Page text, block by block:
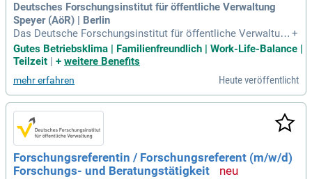
Deutsches Forschungsinstitut für öffentliche Verwaltung
Speyer (AöR) | Berlin
Das Deutsche Forschungsinstitut für öffentliche Verwaltung
(FÖV) sucht eine Juristin oder einen Juristen als Forschung
sreferentin bzw. Forschungsreferent (m/w/d) für den Stando
nd zunächst auf drei Jahre befristet. Unser interdisziplinäres
Team aus Verwaltungs-, Politik- und Rechtswissenschaftler
n entwickelt innovative Forschungsansätze zur Verbesserun
g der Verwaltung. Ziel ist es, wissenschaftlich fundierte Poli
tik- und Verwaltungsberatung anzubieten. Gemeinsam wolle
n wir Wege finden, wie der Staat effektiiver für die Bürgerinn
en und Bürger agieren kann. Bewerben Sie sich jetzt und ges
talten Sie die Verwaltung von morgen aktiv mit!
+
Gutes Betriebsklima | Familienfreundlich | Work-Life-Balance |
Teilzeit
+ weitere Benefits
mehr erfahren Heute veröffentlicht
Forschungsreferentin / Forschungsreferent (m/w/d)
Forschungs- und Beratungstätigkeit